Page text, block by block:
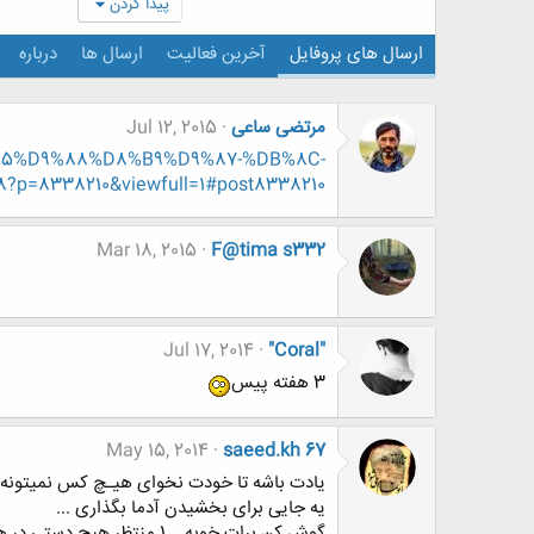
پیدا کردن
ارسال های پروفایل آخرین فعالیت ارسال ها درباره
مرتضی ساعی Jul 12, 2015
%DB%8C-
F@tima s332
Mar 18, 2015
"Coral"
Jul 17, 2014
3 هفته پیس
saeed.kh 67
May 15, 2014
یادت باشه تا خودت نخوای هیـچ کس
یه جایی برای بخشیدن آدما بگذاری ...